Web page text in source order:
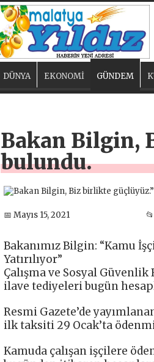
DÜNYA EKONOMİ GÜNDEM
Bakan Bilgin,
bulundu.
📅 Mayıs 15, 2021
Bakanımız Bilgin: “Kamu
Yatırılıyor”
Çalışma ve Sosyal
ilave tediyeleri bugün
Resmi Gazete’de
ilk taksiti 29 Ocak’ta
Kamuda çalışan işçilere